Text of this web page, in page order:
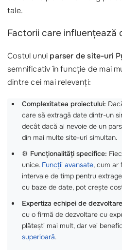
tale.
Factorii care influențează
Costul unui parser de site-uri
semnificativ în funcție de mai
dintre cei mai relevanți:
Complexitatea proiectului:
care să extragă date dintr-un
decât dacă ai nevoie de un
din mai multe site-uri simultan.
⚙️ Funcționalități specifice:
unice. Funcții avansate, cum ar
intervale de timp pentru
cu baze de date, pot crește
Expertiza echipei de
cu o firmă de dezvoltare cu
plătești mai mult, dar vei
superioară.